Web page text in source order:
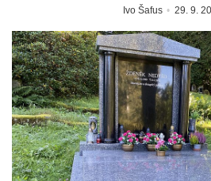
Ivo Šafus 29. 9.